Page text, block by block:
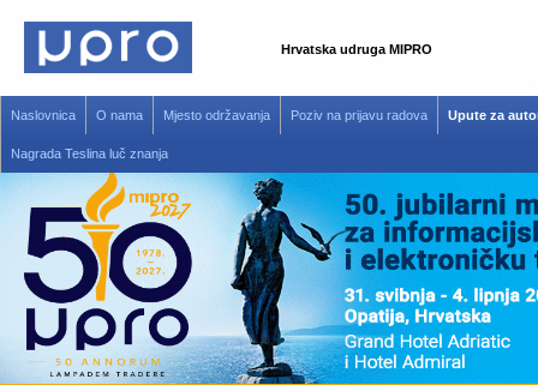
Hrvatska udruga MIPRO
Naslovnica O nama Mjesto održavanja Poziv na prijavu radova Upute za
Nagrada Teslina luč znanja